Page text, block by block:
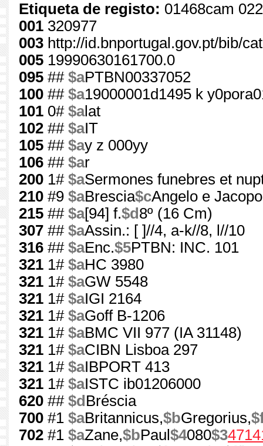
Etiqueta de registo: 01468cam
001 320977
003 http://id.bnportugal.gov.pt/bib/
005 19990630161700.0
095 ## $aPTBN00337052
100 ## $a19000001d1495 k
101 0# $alat
102 ## $aIT
105 ## $ay z 000yy
106 ## $ar
200 1# $aSermones funebres et
210 #9 $aBrescia$cAngelo e
215 ## $a[94] f.$d 8º (16 Cm)
307 ## $aAssin.: [ ]//4, a-k//8, l//10
316 ## $aEnc.$5PTBN: INC. 101
321 1# $aHC 3980
321 1# $aGW 5548
321 1# $aIGI 2164
321 1# $aGoff B-1206
321 1# $aBMC VII 977 (IA 31148)
321 1# $aCIBN Lisboa 297
321 1# $aIBPORT 413
321 1# $aISTC ib01206000
620 ## $d Bréscia
700 #1 $aBritannicus,$bGregorius,
702 #1 $aZane,$bPaul $4080$3